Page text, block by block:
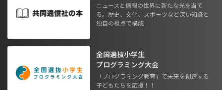
ニュースと情報の世界に新たな光を当て
る。歴史、文化、スポーツなど深い知識と
独自の視点で構成
全国選抜小学生
プログラミング大会
「プログラミング教育」で未来を創造する
子どもたちを応援！！